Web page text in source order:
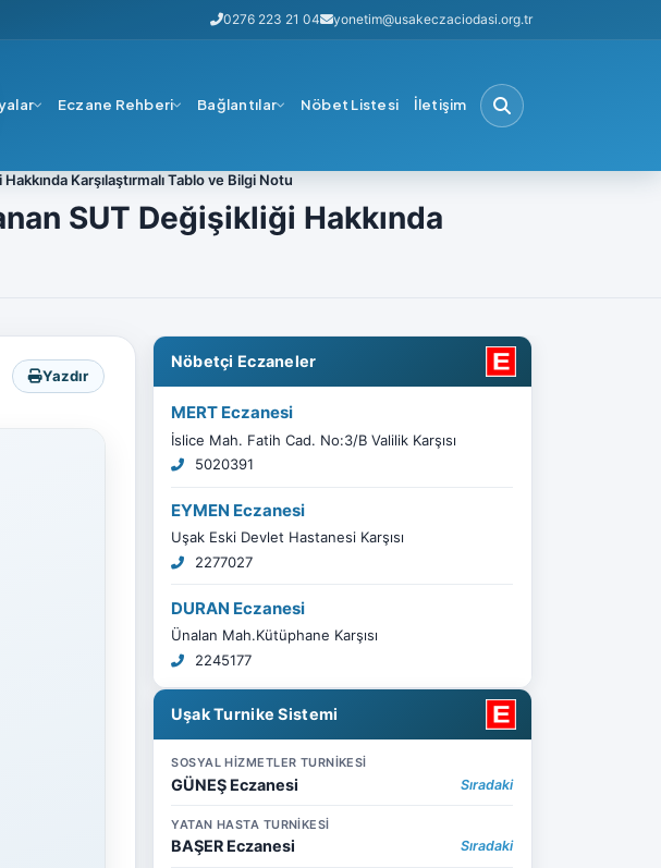
0276 223 21 04 yonetim@usakeczaciodasi.org.tr
Eczane Rehberi Bağlantılar Nöbet Listesi İletişim
Karşılaştırmalı Tablo ve Bilgi Notu
SUT Değişikliği Hakkında
Yazdır
Nöbetçi Eczaneler
MERT Eczanesi
İslice Mah. Fatih Cad. No:3/B Valilik Karşısı
5020391
EYMEN Eczanesi
Uşak Eski Devlet Hastanesi Karşısı
2277027
DURAN Eczanesi
Ünalan Mah.Kütüphane Karşısı
2245177
Uşak Turnike Sistemi
SOSYAL HİZMETLER TURNİKESİ
GÜNEŞ Eczanesi Sıradaki
YATAN HASTA TURNİKESİ
BAŞER Eczanesi Sıradaki